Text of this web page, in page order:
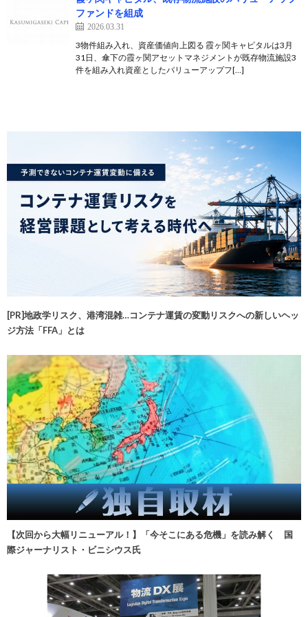
ファンドを組成
2026.03.31
3物件組み入れ、資産価値向上図る 霞ヶ関キャピタルは3月
31日、傘下の霞ヶ関アセットマネジメントが既存物流施設3
件を組み入れ資産としたバリューアップフ[…]
[PR]地政学リスク、港湾混雑…コンテナ運賃の変動リスクへの新しいヘッ
ジ方法「FFA」とは
【次回から大幅リニューアル！】「今そこにある危機」を読み解く 国
際ジャーナリスト・ビニシウス氏